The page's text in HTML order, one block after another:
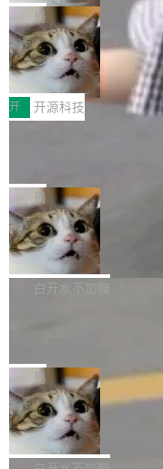
合。方案缺了、配置冲突
哪些组合有效，作者说，
者部落知识"。 换个写法
变体：Switchable...
re OS，一个带连接器的
有科技公司做的一样。只
样。这是 Sandstorm.io
那个创业公司。不同的是
lare Workers 上——我花
——并且深度集成了 AI。
目 Celld，一个能在自己
Workers 和 Durable
计思路很直接：每个对象
数据库，按名称寻址，复
存储库里。节点之间只
没有控制平面，没有共识
个小型数据库，应用天然
库的竞争和爆炸半径问题
了。 闲置的 cell 会休眠
l 迁移或唤醒时，新宿主
库继续执行。存储库是持
局
鲁大师7月新机性能/流
性能、流畅双第一，三
新折叠缺席
2026年7月的手机市场，
增，手机厂商的日子也不
放缓，因此硝烟味淡了许
高价的三星折叠（三星
Fold8 / Z Flip8）外，其
例如iQOO Z11i、
te 17 Pro、OPPO K15
样的次旗舰。 Galaxy Z
Z Flip8三款折叠屏新机均
部搭载骁龙8 Elite Gen5
开 开源科技
Zed 编辑器团队发布了
个在 git commit 之间记
本控制系统。目前处于
ltaDB 的核心思路直接写
眼的位置：「Software is
mits」——软件是在
是把这段空隙补上。 回退
aDB 捕获 commit 之间的
局
SpaceXAI 单季资本开
根据风险投资人Tomer
析）披露的最新分析与第
微软同期总资本开支的四
bet、微软以及 Meta 等传
ceXAI的资金消耗速度尤
撑庞大支出的资金来源却
貌。数据显示，微软和
白开水不加糖
一个在终端里运行的编程
1.2，驱动这个 agent 的
你可以用 curl -fsSL
sh | bash 安装一个能在
代码、验证结果的 AI 终
局
美团开源 LoHoSearch
准 AI 能力认知
机器出题的前提，是让机
构建流程可以分为四个环